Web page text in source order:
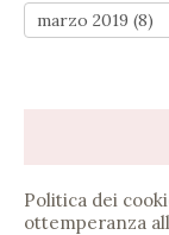
Politica dei
ottemperanza